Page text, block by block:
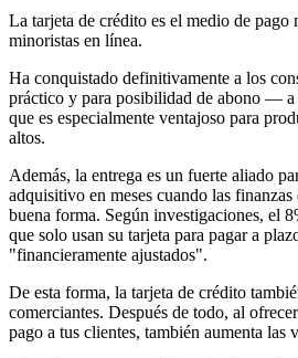
La tarjeta de crédito es el medio de pago
minoristas en línea.
Ha conquistado definitivamente a los
práctico y para posibilidad de abono —
que es especialmente ventajoso para
altos.
Además, la entrega es un fuerte aliado
adquisitivo en meses cuando las
buena forma. Según investigaciones, el
que solo usan su tarjeta para pagar a
"financieramente ajustados".
De esta forma, la tarjeta de crédito
comerciantes. Después de todo, al
pago a tus clientes, también aumenta las